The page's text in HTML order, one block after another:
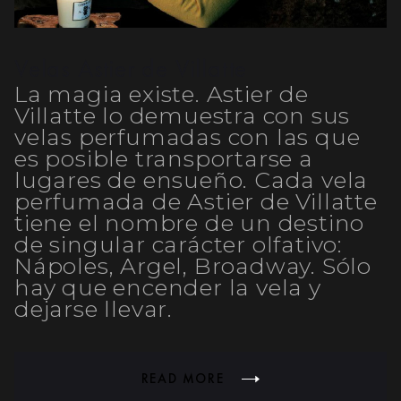
La magia existe. Astier de
Villatte lo demuestra con sus
velas perfumadas con las que
es posible transportarse a
lugares de ensueño. Cada vela
perfumada de Astier de Villatte
tiene el nombre de un destino
de singular carácter olfativo:
Nápoles, Argel, Broadway. Sólo
hay que encender la vela y
dejarse llevar.
READ MORE